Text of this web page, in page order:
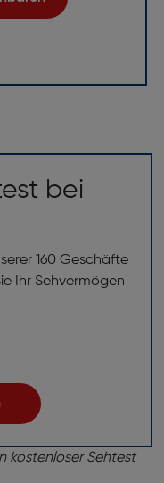
bei
160 Geschäfte
Ihr Sehvermögen